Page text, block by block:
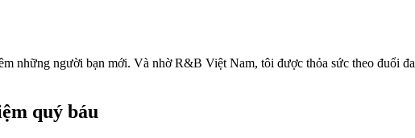
những người bạn mới. Và nhờ R&B Việt Nam, tôi được thỏa sức theo đuổi
quý báu